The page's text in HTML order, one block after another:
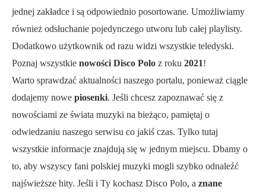
jednej zakładce i są odpowiednio posortowane. Umożliwiamy
również odsłuchanie pojedynczego utworu lub całej playlisty.
Dodatkowo użytkownik od razu widzi wszystkie teledyski.
Poznaj wszystkie nowości Disco Polo z roku 2021!
Warto sprawdzać aktualności naszego portalu, ponieważ ciągle
dodajemy nowe piosenki. Jeśli chcesz zapoznawać się z
nowościami ze świata muzyki na bieżąco, pamiętaj o
odwiedzaniu naszego serwisu co jakiś czas. Tylko tutaj
wszystkie informacje znajdują się w jednym miejscu. Dbamy o
to, aby wszyscy fani polskiej muzyki mogli szybko odnaleźć
najświeższe hity. Jeśli i Ty kochasz Disco Polo, a znane